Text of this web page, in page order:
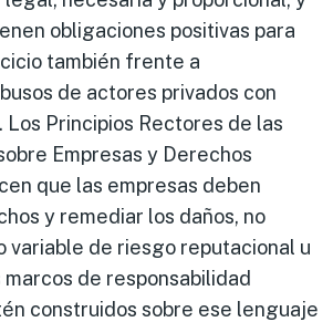
obligaciones positivas para
también frente a
de actores privados con
Principios Rectores de las
Empresas y Derechos
que las empresas deben
y remediar los daños, no
variable de riesgo reputacional u
marcos de responsabilidad
construidos sobre ese lenguaje